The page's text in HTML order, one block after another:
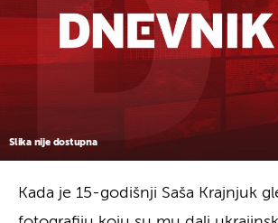
Slika nije dostupna
Kada je 15-godišnji Saša Krajnjuk